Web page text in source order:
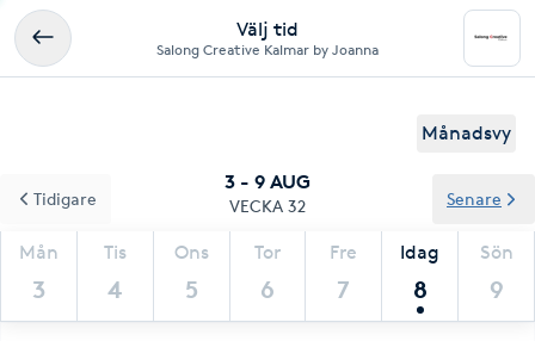
Välj tid
Salong Creative Kalmar by Joanna
Månadsvy
3 - 9 AUG
VECKA 32
Mån
3
Tis
4
Ons
5
Tor
6
Fre
7
Idag
8
Sön
9
Tidigare Senare